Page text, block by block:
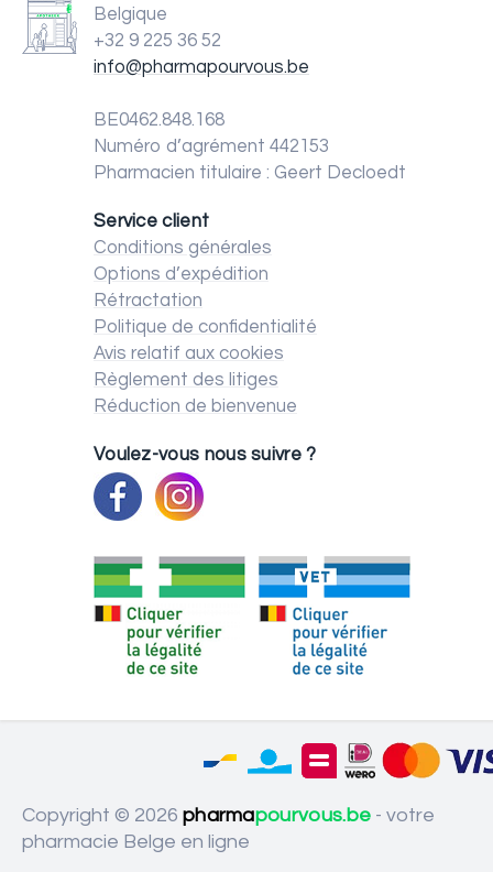
Belgique
+32 9 225 36 52
info@pharmapourvous.be
BE0462.848.168
Numéro d’agrément 442153
Pharmacien titulaire : Geert Decloedt
Service client
Conditions générales
Options d’expédition
Rétractation
Politique de confidentialité
Avis relatif aux cookies
Règlement des litiges
Réduction de bienvenue
Voulez-vous nous suivre ?
Copyright © 2026 pharmapourvous.be - votre
pharmacie Belge en ligne